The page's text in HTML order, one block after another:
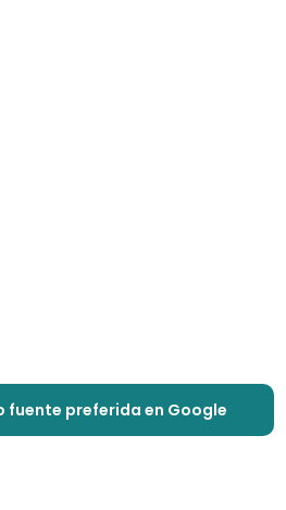
fuente preferida en Google